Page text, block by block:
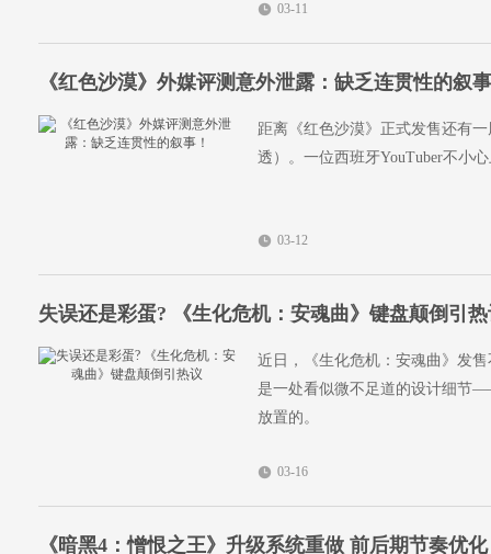
03-11
《红色沙漠》外媒评测意外泄露：缺乏连贯性的叙
距离《红色沙漠》正式发售还有
透）。一位西班牙YouTuber不小
03-12
失误还是彩蛋? 《生化危机：安魂曲》键盘颠倒引
近日，《生化危机：安魂曲》发
是一处看似微不足道的设计细节
放置的。
03-16
《暗黑4：憎恨之王》升级系统重做 前后期节奏优化